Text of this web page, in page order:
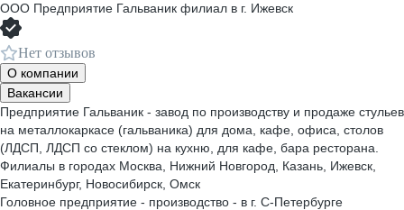
ООО Предприятие Гальваник филиал в г. Ижевск
Нет отзывов
О компании
Вакансии
Предприятие Гальваник - завод по производству и продаже стульев
на металлокаркасе (гальваника) для дома, кафе, офиса, столов
(ЛДСП, ЛДСП со стеклом) на кухню, для кафе, бара ресторана.
Филиалы в городах Москва, Нижний Новгород, Казань, Ижевск,
Екатеринбург, Новосибирск, Омск
Головное предприятие - производство - в г. С-Петербурге